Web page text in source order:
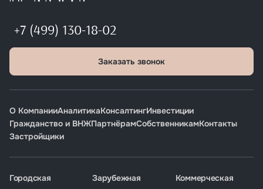
+7 (499) 130-18-02
Заказать звонок
О КомпанииАналитикаКонсалтингИнвестиции
Гражданство и ВНЖПартнёрамСобственникамКонтакты
Застройщики
Городская
Зарубежная
Коммерческая